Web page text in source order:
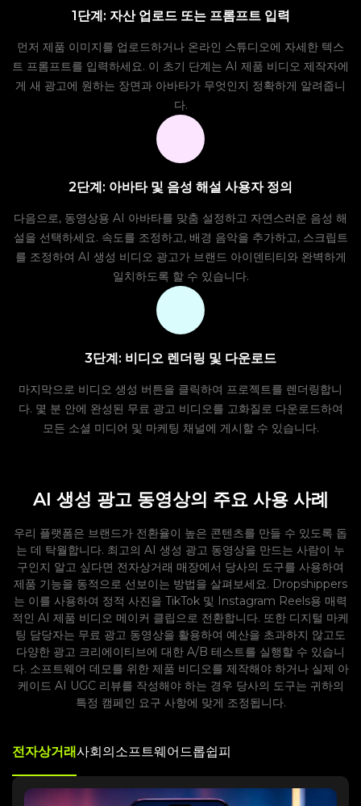
1단계: 자산 업로드 또는 프롬프트 입력
먼저 제품 이미지를 업로드하거나 온라인 스튜디오에 자세한 텍스
트 프롬프트를 입력하세요. 이 초기 단계는 AI 제품 비디오 제작자에
게 새 광고에 원하는 장면과 아바타가 무엇인지 정확하게 알려줍니
다.
2단계: 아바타 및 음성 해설 사용자 정의
다음으로, 동영상용 AI 아바타를 맞춤 설정하고 자연스러운 음성 해
설을 선택하세요. 속도를 조정하고, 배경 음악을 추가하고, 스크립트
를 조정하여 AI 생성 비디오 광고가 브랜드 아이덴티티와 완벽하게
일치하도록 할 수 있습니다.
3단계: 비디오 렌더링 및 다운로드
마지막으로 비디오 생성 버튼을 클릭하여 프로젝트를 렌더링합니
다. 몇 분 안에 완성된 무료 광고 비디오를 고화질로 다운로드하여
모든 소셜 미디어 및 마케팅 채널에 게시할 수 있습니다.
AI 생성 광고 동영상의 주요 사용 사례
우리 플랫폼은 브랜드가 전환율이 높은 콘텐츠를 만들 수 있도록 돕
는 데 탁월합니다. 최고의 AI 생성 광고 동영상을 만드는 사람이 누
구인지 알고 싶다면 전자상거래 매장에서 당사의 도구를 사용하여
제품 기능을 동적으로 선보이는 방법을 살펴보세요. Dropshippers
는 이를 사용하여 정적 사진을 TikTok 및 Instagram Reels용 매력
적인 AI 제품 비디오 메이커 클립으로 전환합니다. 또한 디지털 마케
팅 담당자는 무료 광고 동영상을 활용하여 예산을 초과하지 않고도
다양한 광고 크리에이티브에 대한 A/B 테스트를 실행할 수 있습니
다. 소프트웨어 데모를 위한 제품 비디오를 제작해야 하거나 실제 아
케이드 AI UGC 리뷰를 작성해야 하는 경우 당사의 도구는 귀하의
특정 캠페인 요구 사항에 맞게 조정됩니다.
전자상거래사회의 소프트웨어 드롭쉽피